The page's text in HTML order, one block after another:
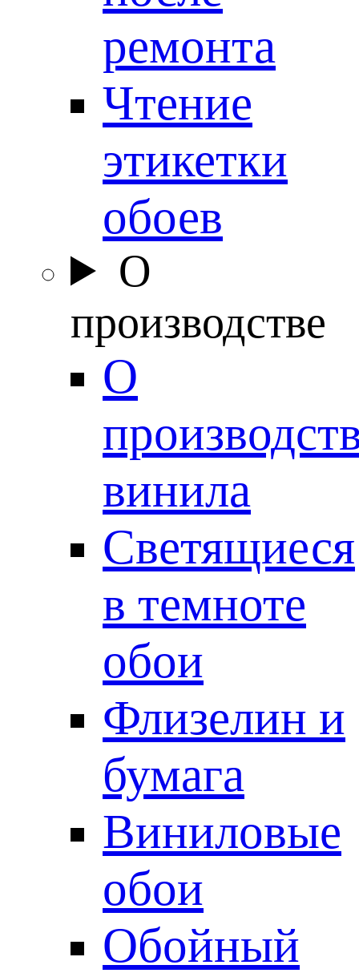
ремонта
Чтение
этикетки
обоев
О
производстве
О
винила
Светящиеся
в темноте
обои
Флизелин и
бумага
Виниловые
обои
Обойный